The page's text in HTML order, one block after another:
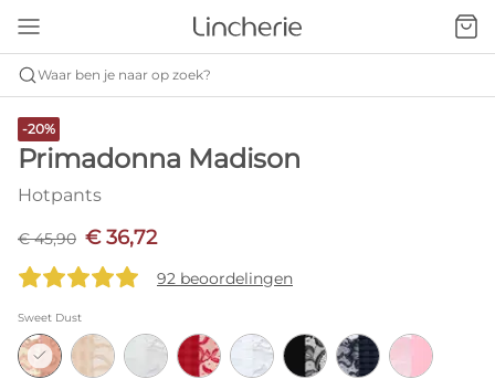
Waar ben je naar op zoek?
-20%
Primadonna Madison
Hotpants
€ 45,90 € 36,72
92 beoordelingen
Sweet Dust